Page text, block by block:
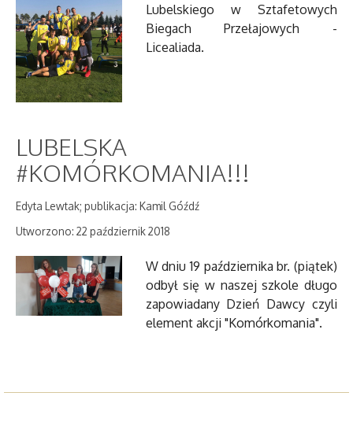
Lubelskiego w Sztafetowych
Biegach Przełajowych -
Licealiada.
LUBELSKA
#KOMÓRKOMANIA!!!
Edyta Lewtak; publikacja: Kamil Góźdź
Utworzono: 22 październik 2018
W dniu 19 października br. (piątek)
odbył się w naszej szkole długo
zapowiadany Dzień Dawcy czyli
element akcji "Komórkomania".